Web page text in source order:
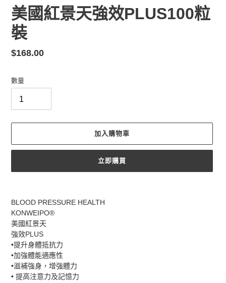
美國紅景天強效PLUS100粒
裝
定
$168.00
數量
加入購物車
立即購買
產
品
加
入
您
的
BLOOD PRESSURE HEALTH
KONWEIPO®️
美國紅景天
強效PLUS
•提升身體抵抗力
•加強體能適應性
•滋補強身，增強體力
• 提高注意力及記憶力